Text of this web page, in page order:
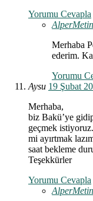
Yorumu Cevapla
AlperMetin
Merhaba
ederim.
Yorumu
Aysu 19 Şubat
Merhaba,
biz Bakü’ye
geçmek
mi ayırtmak
saat bekleme
Teşekkürler
Yorumu Cevapla
AlperMetin